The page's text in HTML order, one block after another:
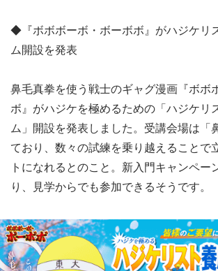
◆『ボボボーボ・ボーボボ』がハジケリ
ム開設を発表
鼻毛真拳を使う戦士のギャグ漫画『ボボ
ボ』がハジケを極めるための「ハジケリ
ム」開設を発表しました。受講会場は「
ており、数々の試練を乗り越えることで
トになれるとのこと。新入門キャンペー
り、見学からでも参加できるそうです。